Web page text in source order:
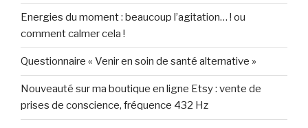
Energies du moment : beaucoup l’agitation… ! ou
comment calmer cela !
Questionnaire « Venir en soin de santé alternative »
Nouveauté sur ma boutique en ligne Etsy : vente de
prises de conscience, fréquence 432 Hz